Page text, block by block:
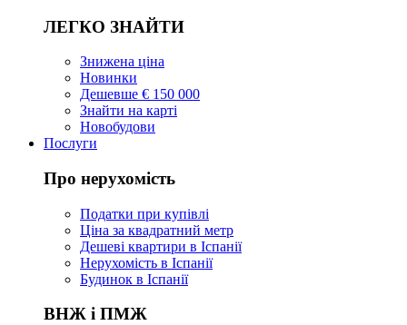
ЛЕГКО ЗНАЙТИ
Знижена ціна
Новинки
Дешевше € 150 000
Знайти на карті
Новобудови
Послуги
Про нерухомість
Податки при купівлі
Ціна за квадратний метр
Дешеві квартири в Іспанії
Нерухомість в Іспанії
Будинок в Іспанії
ВНЖ і ПМЖ